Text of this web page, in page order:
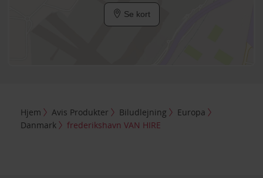
Se kort
Hjem Avis Produkter Biludlejning
Europa
Danmark
frederikshavn VAN HIRE